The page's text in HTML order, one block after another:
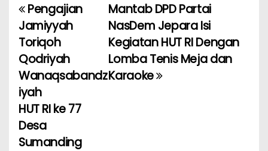
P
o
s
t
n
a
Mantab DPD Partai
NasDem Jepara Isi
Kegiatan HUT RI Dengan
Lomba Tenis Meja dan
Karaoke
Pengajian
Jamiyyah
Toriqoh
Qodriyah
Wanaqsabandz
iyah
HUT RI ke 77
Desa
Sumanding